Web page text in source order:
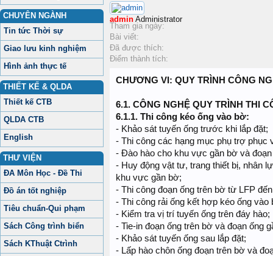
CHUYÊN NGÀNH
Tin tức Thời sự
Giao lưu kinh nghiệm
Hình ảnh thực tế
THIẾT KẾ & QLDA
Thiết kế CTB
QLDA CTB
English
THƯ VIỆN
ĐA Môn Học - Đề Thi
Đồ án tốt nghiệp
Tiêu chuẩn-Qui phạm
Sách Công trình biển
Sách KThuật Ctrình
admin Administrator
Tham gia ngày:
Bài viết:
Đã được thích:
Điểm thành tích:
CHƯƠNG VI: QUY TRÌNH CÔNG
6.1. CÔNG NGHỆ QUY TRÌNH THI
6.1.1. Thi công kéo ống vào bờ:
- Khảo sát tuyến ống trước khi lắp đặt;
- Thi công các hạng mục phụ trợ phục
- Đào hào cho khu vực gần bờ và
- Huy động vật tư, trang thiết bị, nhân
khu vực gần bờ;
- Thi công đoạn ống trên bờ từ LFP
- Thi công rải ống kết hợp kéo ống vào
- Kiểm tra vị trí tuyến ống trên đáy hào;
- Tie-in đoạn ống trên bờ và đoạn ống
- Khảo sát tuyến ống sau lắp đặt;
- Lấp hào chôn ống đoạn trên bờ và